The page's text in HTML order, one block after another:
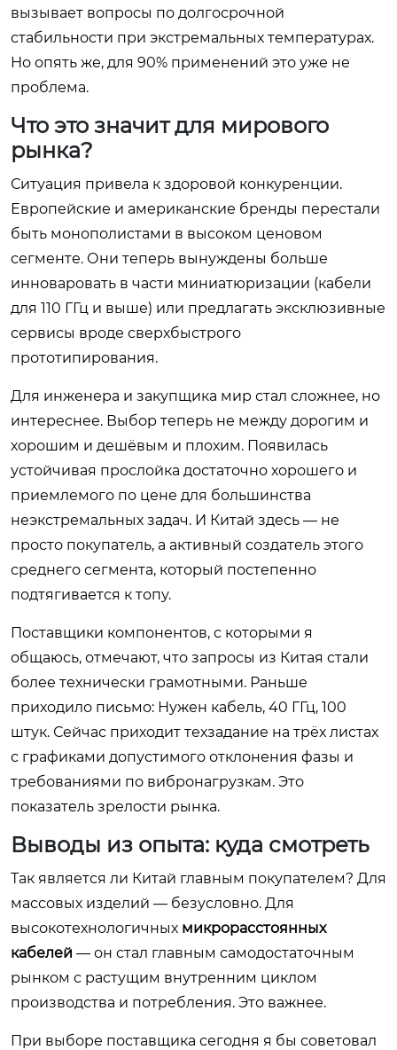
вызывает вопросы по долгосрочной
стабильности при экстремальных температурах.
Но опять же, для 90% применений это уже не
проблема.
Что это значит для мирового
рынка?
Ситуация привела к здоровой конкуренции.
Европейские и американские бренды перестали
быть монополистами в высоком ценовом
сегменте. Они теперь вынуждены больше
инноваровать в части миниатюризации (кабели
для 110 ГГц и выше) или предлагать эксклюзивные
сервисы вроде сверхбыстрого
прототипирования.
Для инженера и закупщика мир стал сложнее, но
интереснее. Выбор теперь не между дорогим и
хорошим и дешёвым и плохим. Появилась
устойчивая прослойка достаточно хорошего и
приемлемого по цене для большинства
неэкстремальных задач. И Китай здесь — не
просто покупатель, а активный создатель этого
среднего сегмента, который постепенно
подтягивается к топу.
Поставщики компонентов, с которыми я
общаюсь, отмечают, что запросы из Китая стали
более технически грамотными. Раньше
приходило письмо: Нужен кабель, 40 ГГц, 100
штук. Сейчас приходит техзадание на трёх листах
с графиками допустимого отклонения фазы и
требованиями по вибронагрузкам. Это
показатель зрелости рынка.
Выводы из опыта: куда смотреть
Так является ли Китай главным покупателем? Для
массовых изделий — безусловно. Для
высокотехнологичных микрорасстоянных
кабелей — он стал главным самодостаточным
рынком с растущим внутренним циклом
производства и потребления. Это важнее.
При выборе поставщика сегодня я бы советовал